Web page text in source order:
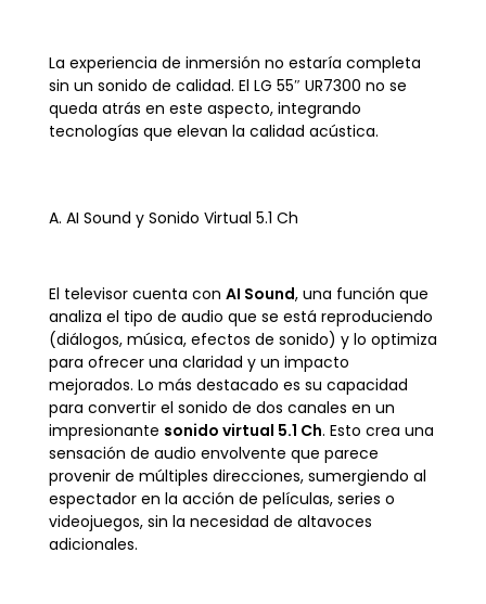
La experiencia de inmersión no estaría completa
sin un sonido de calidad. El LG 55″ UR7300 no se
queda atrás en este aspecto, integrando
tecnologías que elevan la calidad acústica.
A. AI Sound y Sonido Virtual 5.1 Ch
El televisor cuenta con AI Sound, una función que
analiza el tipo de audio que se está reproduciendo
(diálogos, música, efectos de sonido) y lo optimiza
para ofrecer una claridad y un impacto
mejorados. Lo más destacado es su capacidad
para convertir el sonido de dos canales en un
impresionante sonido virtual 5.1 Ch. Esto crea una
sensación de audio envolvente que parece
provenir de múltiples direcciones, sumergiendo al
espectador en la acción de películas, series o
videojuegos, sin la necesidad de altavoces
adicionales.